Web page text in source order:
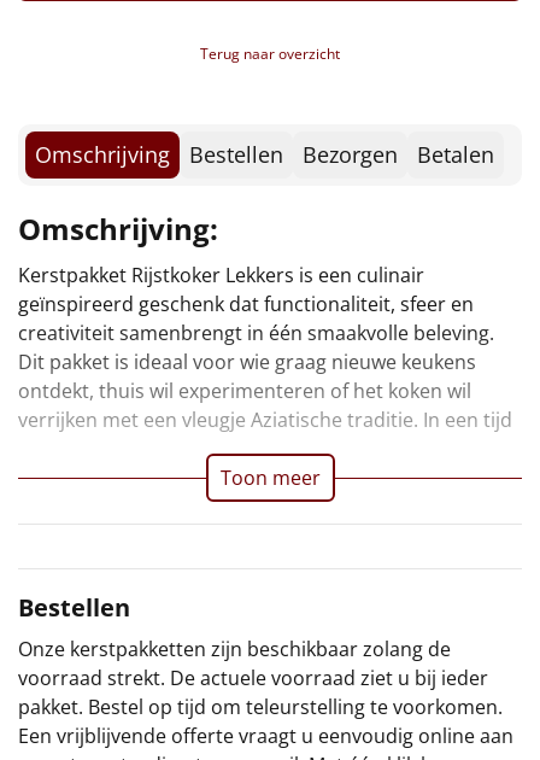
Borrelplank
Slowcooker POPULAIR
Noodradio
Deken (fleece plaid)
Alle artikelen
Overige
Ideeën
Doe het zelf
Particulier
Kerstgeschenken 2026
* Inhoud Hightea'tje:
Thee, Lipton, Earl Grey, 2 gr
Nougat, Caramel, 12 gr
ony's Chocolonely, Melk, 9 gr
Jam, 25 gr
Honing, 8 gr
Kerstmagazine 2025
Verpakt in een feestelijke kerstdoos
Terug naar overzicht
Omschrijving Bestellen Bezorgen Betalen
Omschrijving:
Kerstpakket Rijstkoker Lekkers is een culinair
geïnspireerd geschenk dat functionaliteit, sfeer en
creativiteit samenbrengt in één smaakvolle beleving.
Dit pakket is ideaal voor wie graag nieuwe keukens
ontdekt, thuis wil experimenteren of het koken wil
verrijken met een vleugje Aziatische traditie. In een tijd
waarin gemak en beleving steeds vaker samenkomen,
biedt dit geschenk precies de juiste balans: praktisch,
Toon meer
Bestellen
Onze kerstpakketten zijn beschikbaar zolang de
voorraad strekt. De actuele voorraad ziet u bij ieder
pakket. Bestel op tijd om teleurstelling te voorkomen.
Een vrijblijvende offerte vraagt u eenvoudig online aan